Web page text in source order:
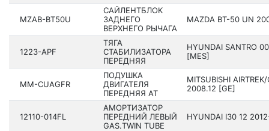
MZAB-BT50U
САЙЛЕНТБЛОК
ЗАДНЕГО
ВЕРХНЕГО РЫЧАГА
MAZDA BT-50 UN
1223-APF
ТЯГА
СТАБИЛИЗАТОРА
ПЕРЕДНЯЯ
HYUNDAI SANTRO
[MES]
MM-CUAGFR
ПОДУШКА
ДВИГАТЕЛЯ
ПЕРЕДНЯЯ AT
MITSUBISHI
2008.12 [GE]
12110-014FL
АМОРТИЗАТОР
ПЕРЕДНИЙ ЛЕВЫЙ
GAS.TWIN TUBE
HYUNDAI I30 12